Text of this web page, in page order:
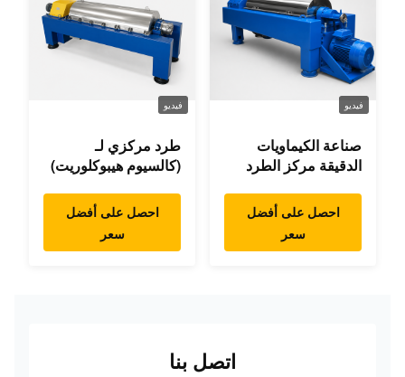
فيديو
صناعة الكيماويات
الدقيقة مركز الطرد
احصل على أفضل
سعر
فيديو
طرد مركزي لـ
(كالسيوم هيبوكلوريت)
احصل على أفضل
سعر
اتصل بنا